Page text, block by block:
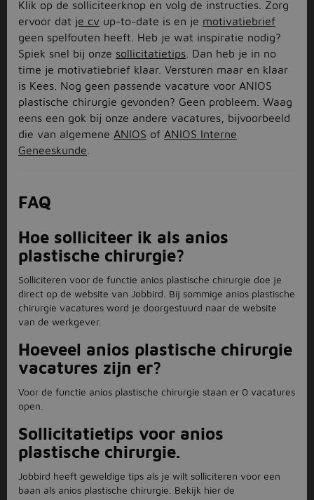
Klik op de solliciteerknop en volg de instructies. Zorg
ervoor dat je cv up-to-date is en je motivatiebrief
geen spelfouten heeft. Heb je wat inspiratie nodig?
Spiek snel bij onze sollicitatietips . Dan heb je in no
time je motivatiebrief klaar. Versturen maar en klaar
is Kees. Nog geen passende vacature voor ANIOS
plastische chirurgie gevonden? Geen probleem. Waag
eens een gok bij onze andere vacatures, bijvoorbeeld
die van algemene ANIOS of ANIOS Interne
Geneeskunde
FAQ
Hoe solliciteer ik als anios
plastische chirurgie?
Solliciteren voor de functie anios plastische chirurgie doe je
direct op de website van Jobbird. Bij sommige anios plastische
chirurgie vacatures word je doorgestuurd naar de website
van de werkgever.
Hoeveel anios plastische chirurgie
vacatures zijn er?
Voor de functie anios plastische chirurgie staan er 0 vacatures
open.
Sollicitatietips voor anios
plastische chirurgie.
Jobbird heeft geweldige tips als je wilt solliciteren voor een
baan als anios plastische chirurgie. Bekijk hier de